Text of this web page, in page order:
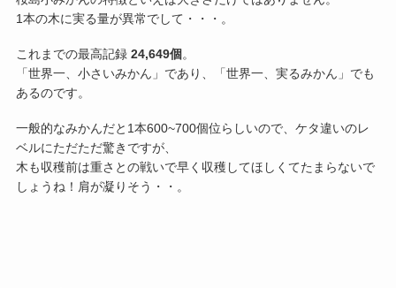
1本の木に実る量が異常でして・・・。
これまでの最高記録24,649個。
「世界一、小さいみかん」であり、「世界一、実るみかん」でも
あるのです。
一般的なみかんだと1本600~700個位らしいので、ケタ違いのレ
ベルにただただ驚きですが、
木も収穫前は重さとの戦いで早く収穫してほしくてたまらないで
しょうね！肩が凝りそう・・。